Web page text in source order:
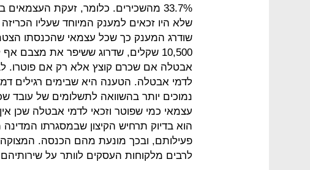
33.7% מהשכירים. כלומר, זעקת
שלא היו זכאים למענק המיוחד שעליו
10,500 שקלים, שדרוג ששיפר את מצבם
אבטלה אם שכרם קוצץ אלא רק אם פוטרו.
לדמי אבטלה. הטענה היא שבימים רגילים
נמוכים יותר בהשוואה לתשלומים של עובד
עצמאי כמי שפוטר וזכאי לדמי אבטלה שכן
הוא בדיוק תרחיש הקיצון שבמסגרתו
פעילותם, ובכך מונעת מהם הכנסה.
לרבים מלקוחות העסקים לוותר על